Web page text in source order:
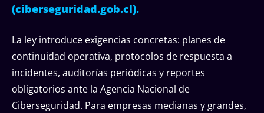
(ciberseguridad.gob.cl).
La ley introduce exigencias concretas: planes de
continuidad operativa, protocolos de respuesta a
incidentes, auditorías periódicas y reportes
obligatorios ante la Agencia Nacional de
Ciberseguridad. Para empresas medianas y grandes,